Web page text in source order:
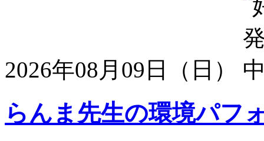
2026年08月09日（日）
らんま先生の環境パフ